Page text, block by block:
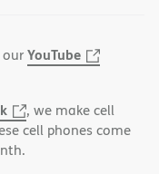
YouTube
, we make cell
cell phones come